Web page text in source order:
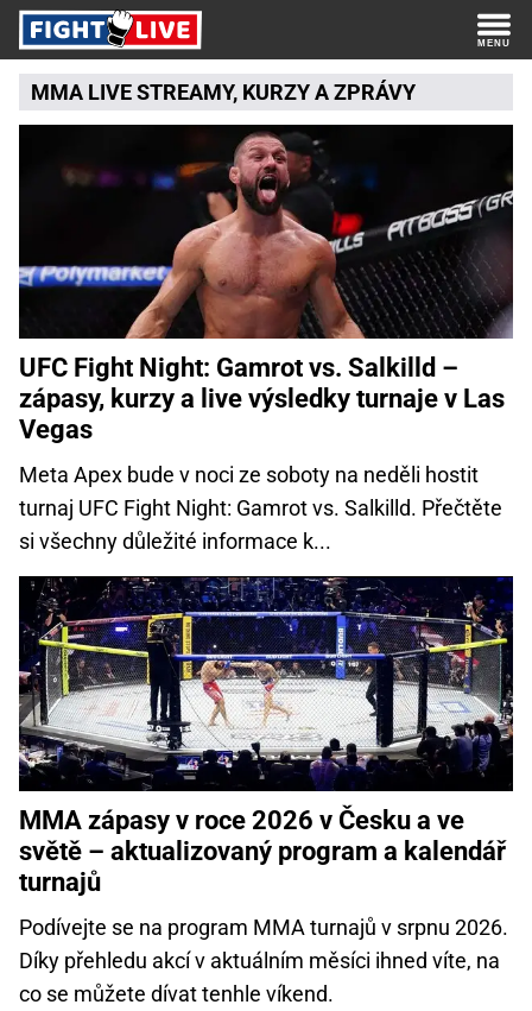
MMA LIVE STREAMY, KURZY AZPRÁVY
UFC Fight Night: Gamrot vs. Salkilld –
zápasy, kurzy a live výsledky turnaje v Las
Vegas
Meta Apex bude v noci ze soboty na neděli hostit
turnaj UFC Fight Night: Gamrot vs. Salkilld. Přečtěte
si všechny důležité informace k...
MMA zápasy v roce 2026 v Česku a ve
světě – aktualizovaný program a kalendář
turnajů
Podívejte se na program MMA turnajů v srpnu 2026.
Díky přehledu akcí v aktuálním měsíci ihned víte, na
co se můžete dívat tenhle víkend.